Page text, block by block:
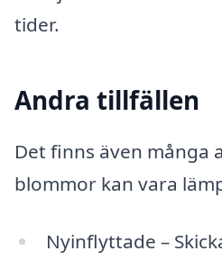
tider.
Andra tillfällen
Det finns även många
blommor kan vara
Nyinflyttade –